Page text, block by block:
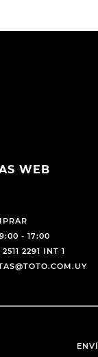
WEB
- 17:00
2291 INT 1